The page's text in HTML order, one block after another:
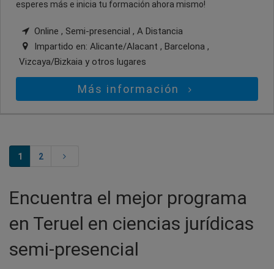
esperes más e inicia tu formación ahora mismo!
Online , Semi-presencial , A Distancia
Impartido en: Alicante/Alacant , Barcelona ,
Vizcaya/Bizkaia y otros lugares
Más información
1 2
Encuentra el mejor programa
en Teruel en ciencias jurídicas
semi-presencial